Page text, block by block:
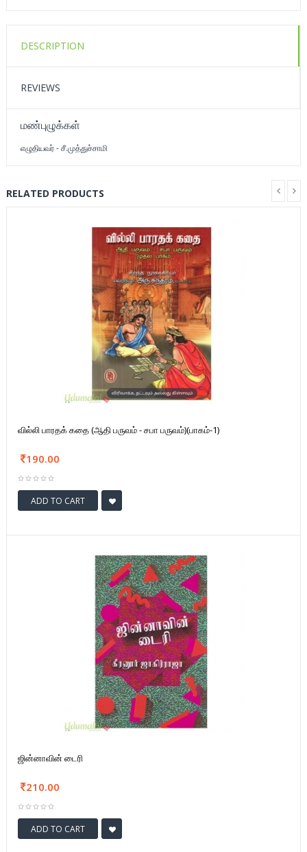
DESCRIPTION
REVIEWS
மண்புழுக்கள்
எழுதியவர் - சீ.முத்துச்சாமி
RELATED PRODUCTS
வில்லி பாரதக் கதை (ஆதி பருவம் - சபா பருவம்)(பாகம்-1)
190.00
ADD TO CART
ஜின்னாவின் டைரி
210.00
ADD TO CART